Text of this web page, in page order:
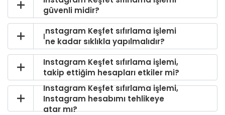
güvenli midir?
Instagram Keşfet sıfırlama işlemi
ne kadar sıklıkla yapılmalıdır?
Instagram Keşfet sıfırlama işlemi,
takip ettiğim hesapları etkiler mi?
Instagram Keşfet sıfırlama işlemi,
Instagram hesabımı tehlikeye
atar mı?